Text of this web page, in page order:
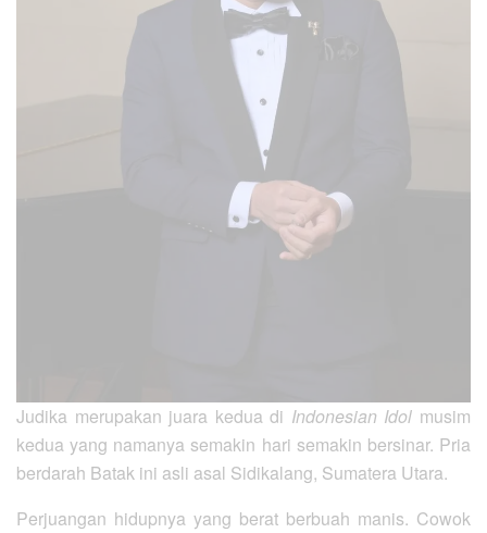
Judika merupakan juara kedua di Indonesian Idol musim
kedua yang namanya semakin hari semakin bersinar. Pria
berdarah Batak ini asli asal Sidikalang, Sumatera Utara.
Perjuangan hidupnya yang berat berbuah manis. Cowok